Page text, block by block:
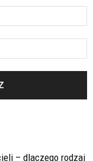
– dlaczego rodzaj